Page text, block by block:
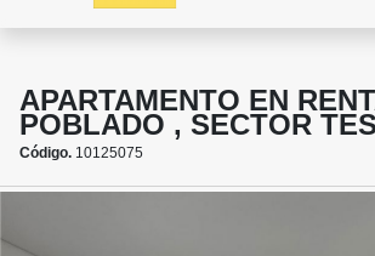
APARTAMENTO EN
POBLADO , SECTOR
Código. 10125075